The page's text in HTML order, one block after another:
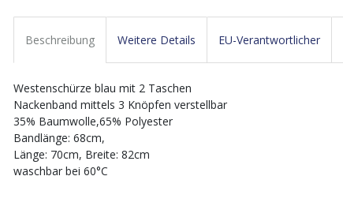
Beschreibung Weitere Details EU-Verantwortlicher
Westenschürze blau mit 2 Taschen
Nackenband mittels 3 Knöpfen verstellbar
35% Baumwolle,65% Polyester
Bandlänge: 68cm,
Länge: 70cm, Breite: 82cm
waschbar bei 60°C